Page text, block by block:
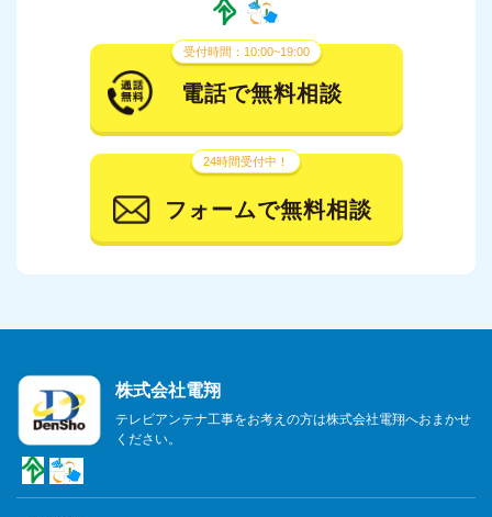
受付時間：10:00~19:00
電話で無料相談
24時間受付中！
フォームで無料相談
株式会社電翔
テレビアンテナ工事をお考えの方は株式会社電翔へおまかせ
ください。